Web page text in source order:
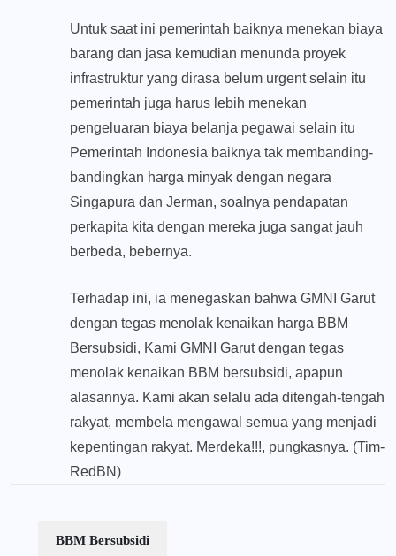
Untuk saat ini pemerintah baiknya menekan biaya
barang dan jasa kemudian menunda proyek
infrastruktur yang dirasa belum urgent selain itu
pemerintah juga harus lebih menekan
pengeluaran biaya belanja pegawai selain itu
Pemerintah Indonesia baiknya tak membanding-
bandingkan harga minyak dengan negara
Singapura dan Jerman, soalnya pendapatan
perkapita kita dengan mereka juga sangat jauh
berbeda, bebernya.
Terhadap ini, ia menegaskan bahwa GMNI Garut
dengan tegas menolak kenaikan harga BBM
Bersubsidi, Kami GMNI Garut dengan tegas
menolak kenaikan BBM bersubsidi, apapun
alasannya. Kami akan selalu ada ditengah-tengah
rakyat, membela mengawal semua yang menjadi
kepentingan rakyat. Merdeka!!!, pungkasnya. (Tim-
RedBN)
BBM Bersubsidi